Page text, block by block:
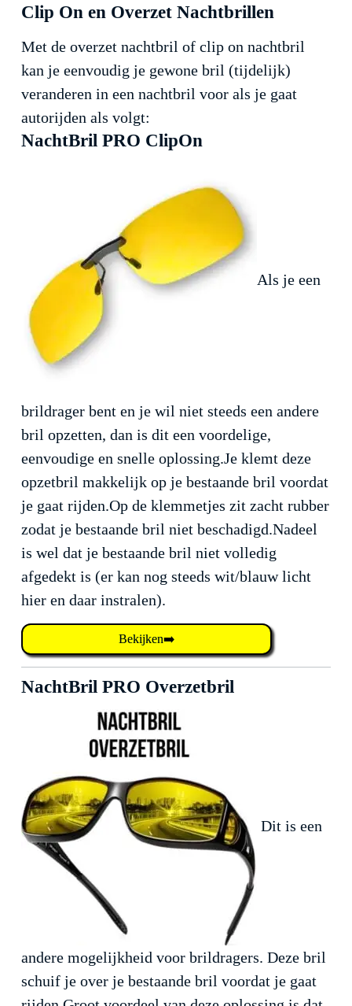
Clip On en Overzet Nachtbrillen
Met de overzet nachtbril of clip on nachtbril
kan je eenvoudig je gewone bril (tijdelijk)
veranderen in een nachtbril voor als je gaat
autorijden als volgt:
NachtBril PRO ClipOn
Als je een
brildrager bent en je wil niet steeds een andere
bril opzetten, dan is dit een voordelige,
eenvoudige en snelle oplossing.Je klemt deze
opzetbril makkelijk op je bestaande bril voordat
je gaat rijden.Op de klemmetjes zit zacht rubber
zodat je bestaande bril niet beschadigd.Nadeel
is wel dat je bestaande bril niet volledig
afgedekt is (er kan nog steeds wit/blauw licht
hier en daar instralen).
Bekijken➡️
NachtBril PRO Overzetbril
Dit is een
andere mogelijkheid voor brildragers. Deze bril
schuif je over je bestaande bril voordat je gaat